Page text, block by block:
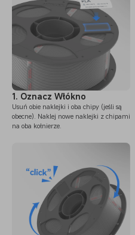
1. Oznacz Włókno
Usuń obie naklejki i oba chipy (jeśli są
obecne). Naklej nowe naklejki z chipami
na oba kołnierze.